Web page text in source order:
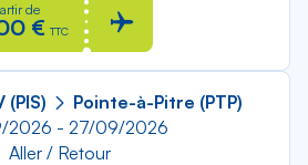
de
€ TTC
(PIS)
Pointe-à-Pitre (PTP)
2026 - 27/09/2026
Aller / Retour